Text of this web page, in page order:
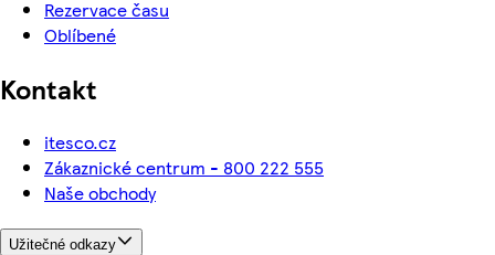
Rezervace času
Oblíbené
Kontakt
itesco.cz
Zákaznické centrum - 800 222 555
Naše obchody
Užitečné odkazy